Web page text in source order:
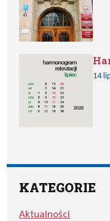
14
KATEGORIE
Aktualności